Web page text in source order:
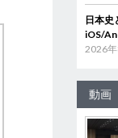
日本史
iOS/
2026
動画